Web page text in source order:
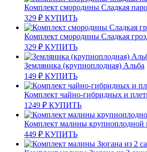
Комплект смородины Сладкая
329 ₽ КУПИТЬ
Комплект смородины Сладкая
329 ₽ КУПИТЬ
Земляника (крупноплодная) Альба
149 ₽ КУПИТЬ
Комплект чайно-гибридных и
1249 ₽ КУПИТЬ
Комплект малины крупноплодной
449 ₽ КУПИТЬ